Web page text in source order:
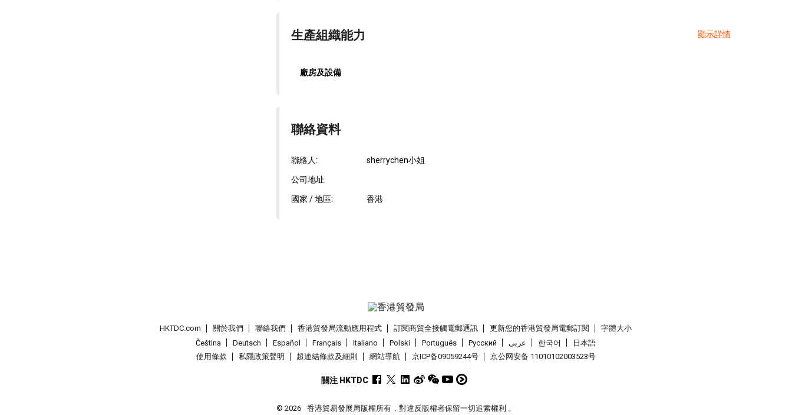
生產組織能力 顯示詳情
廠房及設備
聯絡資料
聯絡人: sherrychen小姐
公司地址:
國家 / 地區: 香港
HKTDC.com 關於我們 聯絡我們 香港貿發局流動應用程式 訂閱商貿全接觸電郵通訊 更新您的香港貿發局電郵訂閱
字體大小
Čeština
Deutsch Español Français Italiano Polski Português Pусский عربى 한국어
日本語
使用條款
私隱政策聲明 超連結條款及細則 網站導航 京ICP备09059244号 京公网安备 11010102003523号
關注 HKTDC
© 2026 香港貿易發展局版權所有，對違反版權者保留一切追索權利 。